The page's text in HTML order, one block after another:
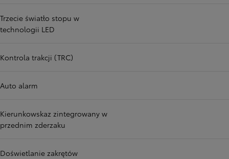
Trzecie światło stopu w
technologii LED
Kontrola trakcji (TRC)
Auto alarm
Kierunkowskaz zintegrowany w
przednim zderzaku
Doświetlanie zakrętów